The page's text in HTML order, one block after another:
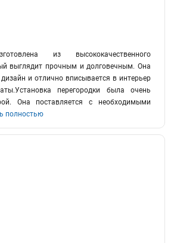
из высококачественного
выглядит прочным и долговечным. Она
и отлично вписывается в интерьер
перегородки была очень
Она поставляется с необходимыми
полностью